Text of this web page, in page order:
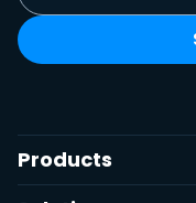
Products